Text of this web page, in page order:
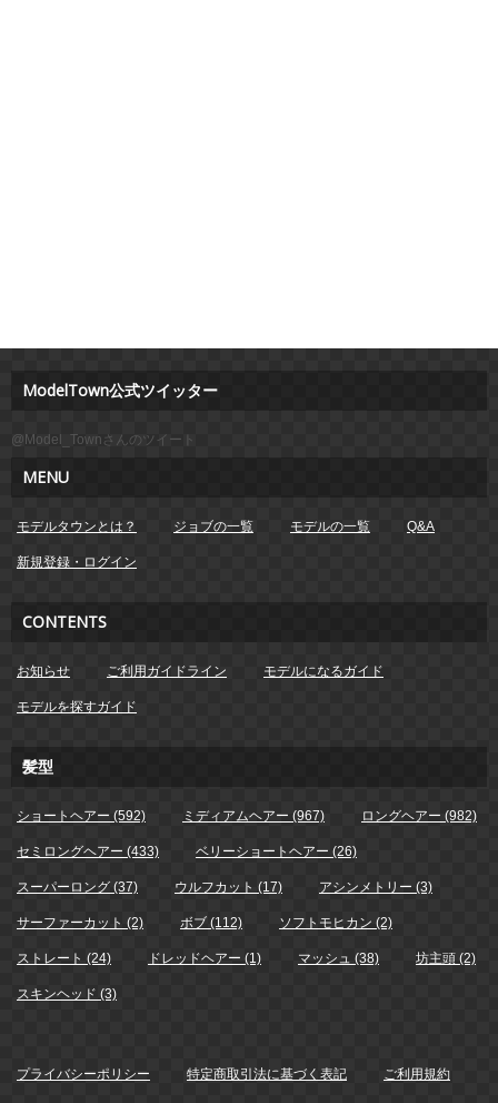
ModelTown公式ツイッター
@Model_Townさんのツイート
MENU
モデルタウンとは？ ジョブの一覧 モデルの一覧 Q&A
新規登録・ログイン
CONTENTS
お知らせ ご利用ガイドライン モデルになるガイド
モデルを探すガイド
髪型
ショートヘアー (592) ミディアムヘアー (967) ロングヘアー (982)
セミロングヘアー (433) ベリーショートヘアー (26)
スーパーロング (37) ウルフカット (17) アシンメトリー (3)
サーファーカット (2) ボブ (112) ソフトモヒカン (2)
ストレート (24) ドレッドヘアー (1) マッシュ (38) 坊主頭 (2)
スキンヘッド (3)
プライバシーポリシー 特定商取引法に基づく表記 ご利用規約